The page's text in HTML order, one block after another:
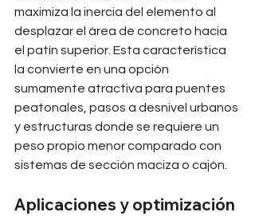
maximiza la inercia del elemento al
desplazar el área de concreto hacia
el patín superior. Esta característica
la convierte en una opción
sumamente atractiva para puentes
peatonales, pasos a desnivel urbanos
y estructuras donde se requiere un
peso propio menor comparado con
sistemas de sección maciza o cajón.
Aplicaciones y optimización